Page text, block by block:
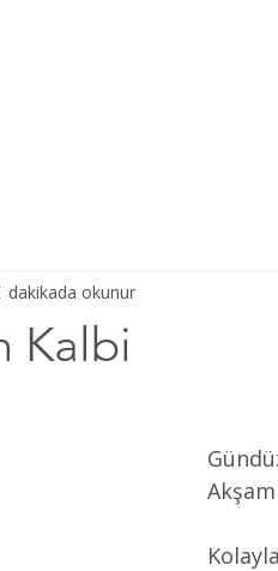
Kalbi
dakikada okunur